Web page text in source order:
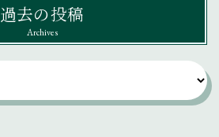
過去の投稿
Archives